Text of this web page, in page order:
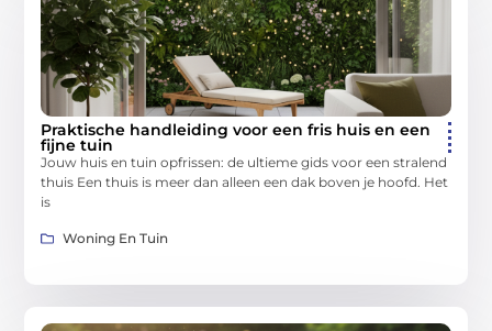
Praktische handleiding voor een fris huis en een
fijne tuin
Jouw huis en tuin opfrissen: de ultieme gids voor een stralend
thuis Een thuis is meer dan alleen een dak boven je hoofd. Het
is
Woning En Tuin